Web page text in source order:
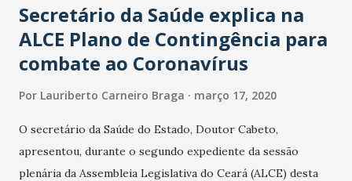
Secretário da Saúde explica na
ALCE Plano de Contingência para
combate ao Coronavírus
Por Lauriberto Carneiro Braga março 17, 2020
O secretário da Saúde do Estado, Doutor Cabeto,
apresentou, durante o segundo expediente da sessão
plenária da Assembleia Legislativa do Ceará (ALCE) desta